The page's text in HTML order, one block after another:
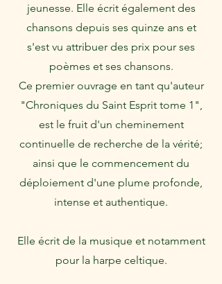
jeunesse. Elle écrit également des
chansons depuis ses quinze ans et
s'est vu attribuer des prix pour ses
poèmes et ses chansons.
Ce premier ouvrage en tant qu'auteur
"Chroniques du Saint Esprit tome 1",
est le fruit d'un cheminement
continuelle de recherche de la vérité;
ainsi que le commencement du
déploiement d'une plume profonde,
intense et authentique.
Elle écrit de la musique et notamment
pour la harpe celtique.